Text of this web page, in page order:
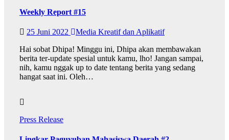
Weekly Report #15
25 Juni 2022
Media Kreatif dan Aplikatif
Hai sobat Dhipa! Minggu ini, Dhipa akan membawakan
berita ter-update spesial untuk kamu, lho! Jangan sampai,
nih, kamu nggak up to date tentang berita yang sedang
hangat saat ini. Oleh…
Press Release